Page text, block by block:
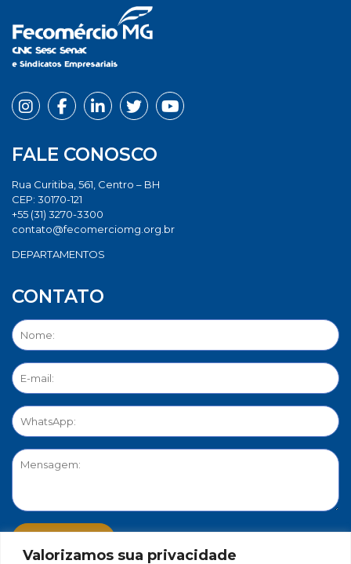
Valorizamos sua privacidade
FALE CONOSCO
Rua Curitiba, 561, Centro – BH
CEP: 30170-121
+55 (31) 3270-3300
contato@fecomerciomg.org.br
DEPARTAMENTOS
CONTATO